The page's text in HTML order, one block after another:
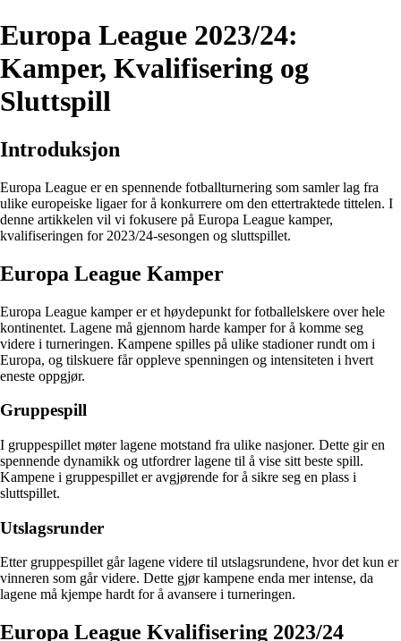
Europa League 2023/24:
Kamper, Kvalifisering og
Sluttspill
Introduksjon
Europa League er en spennende fotballturnering som samler lag fra
ulike europeiske ligaer for å konkurrere om den ettertraktede tittelen. I
denne artikkelen vil vi fokusere på Europa League kamper,
kvalifiseringen for 2023/24-sesongen og sluttspillet.
Europa League Kamper
Europa League kamper er et høydepunkt for fotballelskere over hele
kontinentet. Lagene må gjennom harde kamper for å komme seg
videre i turneringen. Kampene spilles på ulike stadioner rundt om i
Europa, og tilskuere får oppleve spenningen og intensiteten i hvert
eneste oppgjør.
Gruppespill
I gruppespillet møter lagene motstand fra ulike nasjoner. Dette gir en
spennende dynamikk og utfordrer lagene til å vise sitt beste spill.
Kampene i gruppespillet er avgjørende for å sikre seg en plass i
sluttspillet.
Utslagsrunder
Etter gruppespillet går lagene videre til utslagsrundene, hvor det kun er
vinneren som går videre. Dette gjør kampene enda mer intense, da
lagene må kjempe hardt for å avansere i turneringen.
Europa League Kvalifisering 2023/24